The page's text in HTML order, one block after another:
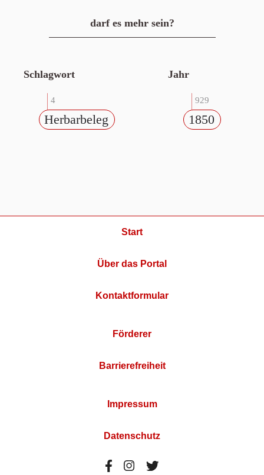
darf es mehr sein?
Schlagwort
4
Herbarbeleg
Jahr
929
1850
Start
Über das Portal
Kontaktformular
Förderer
Barrierefreiheit
Impressum
Datenschutz